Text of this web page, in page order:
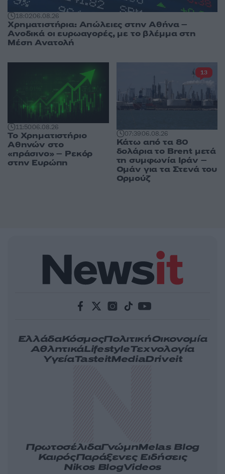
18:0206.08.26
Χρηματιστήρια: Απώλειες στην Αθήνα –
Ανοδικά οι ευρωαγορές, με το βλέμμα στη
Μέση Ανατολή
11:5006.08.26
Το Χρηματιστήριο
Αθηνών στο
«πράσινο» – Ρεκόρ
στην Ευρώπη
07:3906.08.26
Κάτω από τα 80
δολάρια το Brent μετά
τη συμφωνία Ιράν –
Ομάν για τα Στενά του
Ορμούζ
13
ΕλλάδαΚόσμοςΠολιτικήΟικονομία
ΑθλητικάLifestyleΤεχνολογία
ΥγείαTasteitMediaDriveit
ΠρωτοσέλιδαΓνώμηMelas Blog
ΚαιρόςΠαράξενες Ειδήσεις
Nikos BlogVideos